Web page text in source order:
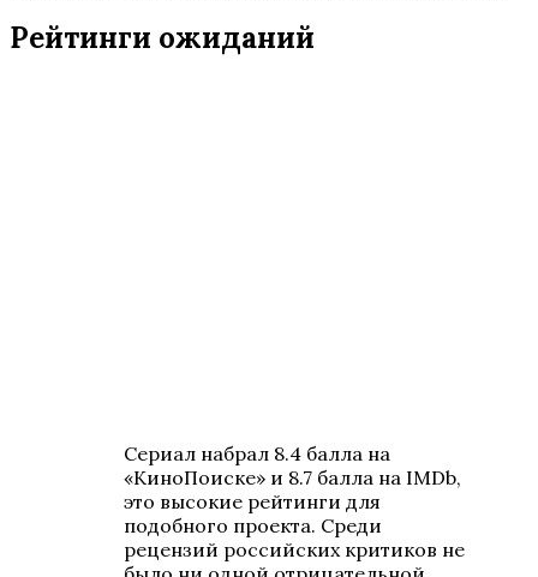
Рейтинги ожиданий
Сериал набрал 8.4 балла на
«КиноПоиске» и 8.7 балла на IMDb,
это высокие рейтинги для
подобного проекта. Среди
рецензий российских критиков не